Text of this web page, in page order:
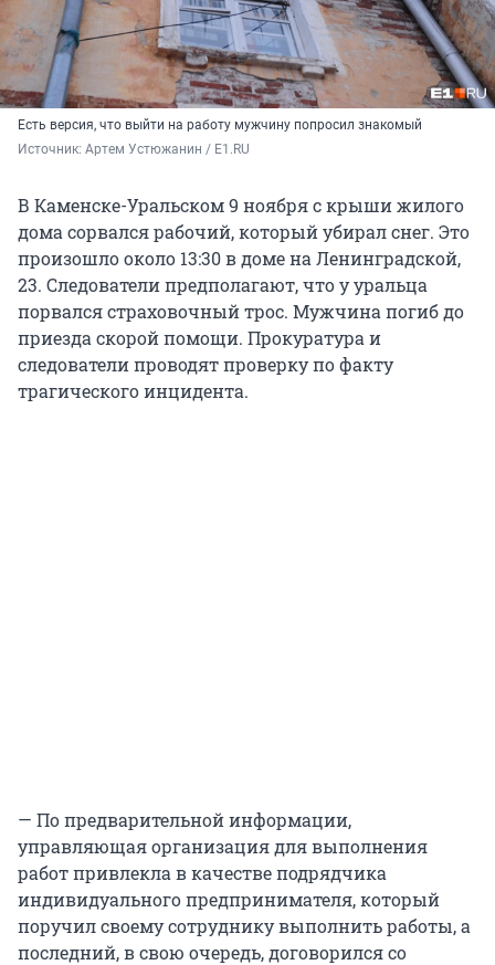
Есть версия, что выйти на работу мужчину попросил знакомый
Источник: Артем Устюжанин / E1.RU
В Каменске-Уральском 9 ноября с крыши жилого
дома сорвался рабочий, который убирал снег. Это
произошло около 13:30 в доме на Ленинградской,
23. Следователи предполагают, что у уральца
порвался страховочный трос. Мужчина погиб до
приезда скорой помощи. Прокуратура и
следователи проводят проверку по факту
трагического инцидента.
— По предварительной информации,
управляющая организация для выполнения
работ привлекла в качестве подрядчика
индивидуального предпринимателя, который
поручил своему сотруднику выполнить работы, а
последний, в свою очередь, договорился со